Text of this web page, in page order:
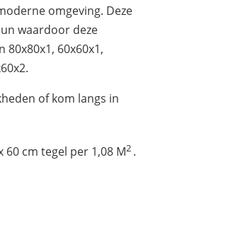
omgeving. Deze
waardoor deze
60x60x1,
of kom langs in
cm tegel per 1,08 M2 .